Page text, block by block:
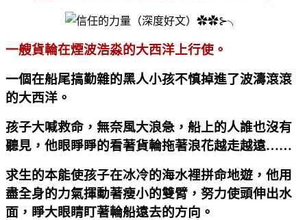
一艘貨輪在煙波浩淼的大西洋上行使。
一個在船尾搞勤雜的黑人小孩不慎掉進了波濤滾滾
的大西洋。
孩子大喊救命，無奈風大浪急，船上的人誰也沒有
聽見，他眼睜睜的看著貨輪拖著浪花越走越遠……
求生的本能使孩子在冰冷的海水裡拼命地遊，他用
盡全身的力氣揮動著瘦小的雙臂，努力使頭伸出水
面，睜大眼睛盯著輪船遠去的方向。